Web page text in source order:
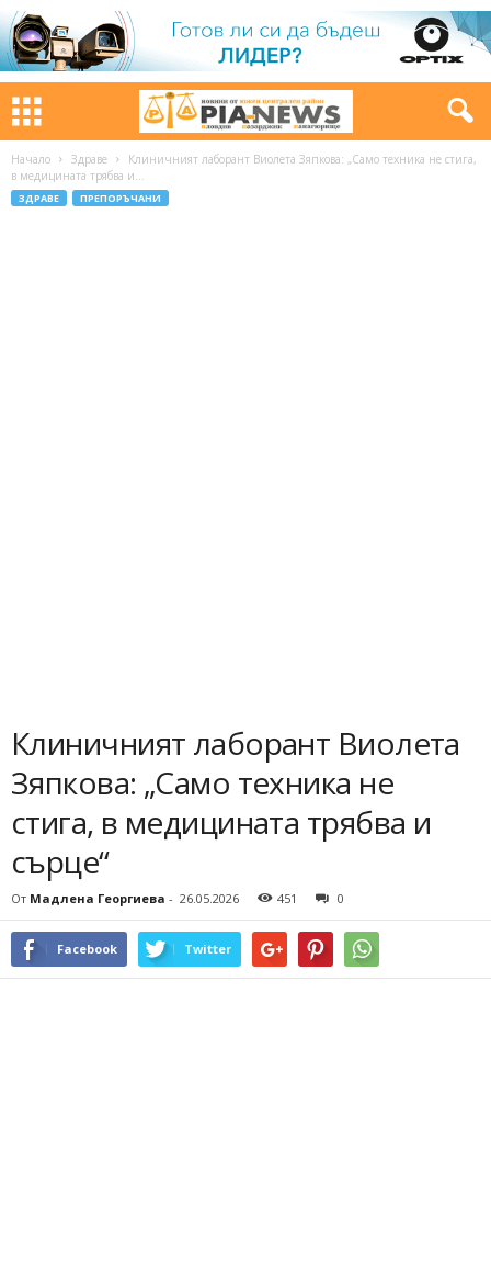
Начало Здраве
Клиничният лаборант Виолета Зяпкова: „Само техника не стига,
в медицината трябва и...
ЗДРАВЕ ПРЕПОРЪЧАНИ
Клиничният лаборант Виолета
Зяпкова: „Само техника не
стига, в медицината трябва и
сърце“
От Мадлена Георгиева - 26.05.2026 451 0
Facebook Twitter